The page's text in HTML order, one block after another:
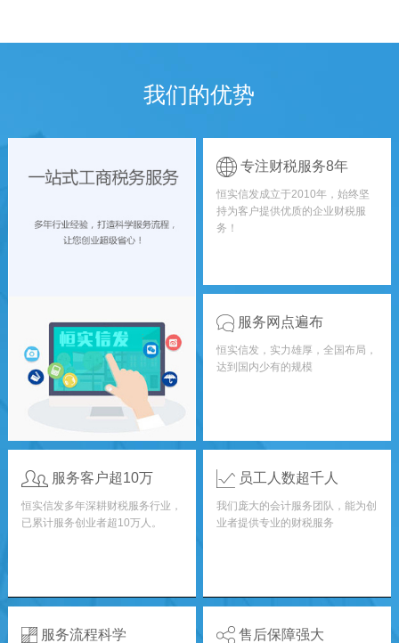
我们的优势
专注财税服务8年
恒实信发成立于2010年，始终坚
持为客户提供优质的企业财税服
务！
服务网点遍布
恒实信发，实力雄厚，全国布局，
达到国内少有的规模
服务客户超10万
恒实信发多年深耕财税服务行业，
已累计服务创业者超10万人。
员工人数超千人
我们庞大的会计服务团队，能为创
业者提供专业的财税服务
服务流程科学 售后保障强大